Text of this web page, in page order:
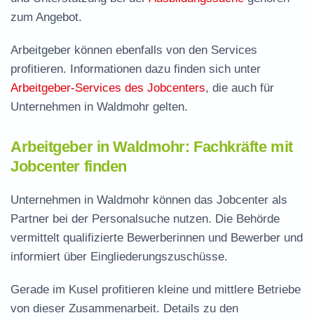
zum Angebot.
Arbeitgeber können ebenfalls von den Services
profitieren. Informationen dazu finden sich unter
Arbeitgeber-Services des Jobcenters, die auch für
Unternehmen in Waldmohr gelten.
Arbeitgeber in Waldmohr: Fachkräfte mit
Jobcenter finden
Unternehmen in Waldmohr können das Jobcenter als
Partner bei der Personalsuche nutzen. Die Behörde
vermittelt qualifizierte Bewerberinnen und Bewerber und
informiert über Eingliederungszuschüsse.
Gerade im Kusel profitieren kleine und mittlere Betriebe
von dieser Zusammenarbeit. Details zu den